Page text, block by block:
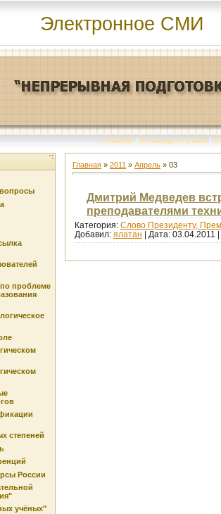
Электронное СМИ
Главная | Команда портала | О
проблеме
степеней
России
учёных"
Главная » 2011 » Апрель » 03
Дмитрий Медведев
преподавателями
Категория: Слово Президенту,
Добавил: ялатан | Дата: 03.04.2011